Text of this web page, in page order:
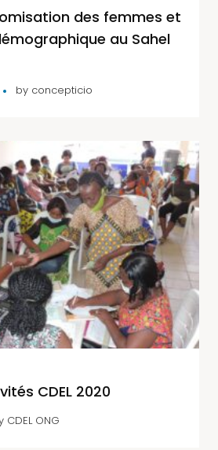
des femmes et
au Sahel
by concepticio
CDEL 2020
CDEL ONG